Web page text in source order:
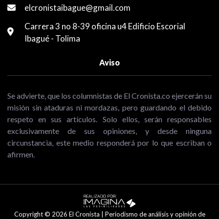
elcronistaibague@gmail.com
Carrera 3 no 8-39 oficina u4 Edificio Escorial
Ibagué - Tolima
Aviso
Se advierte, que los columnistas de El Cronista.co ejercerán su
misión sin ataduras ni mordazas, pero guardando el debido
respeto en sus artículos. Solo ellos, serán responsables
exclusivamente de sus opiniones, y desde ninguna
circunstancia, este medio responderá por lo que escriban o
afirmen.
Copyright © 2026 El Cronista | Periodismo de análisis y opinión de